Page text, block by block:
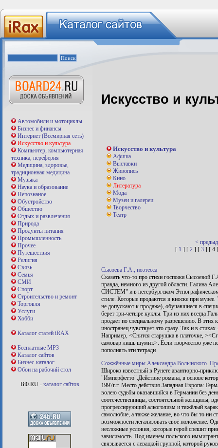
Автомобили и мотоциклы
Бизнес и финансы
Интернет (Всемирная сеть)
Искусство и культура
Компьютер, компьютерная
техника, переферия
Медицина, здоровье,
традиционная медицина
Музыка
Наука и образование
Непознаное
Обустройство
Общество
Отдых и развлечения
Природа
Продукты питания
Промышленность
Прочее
Путешествия
Религия
Связь
Семья
СМИ
Спорт
Строительство и ремонт
Торговля
Услуги
Хобби
Каталог статей iRAX
Бесплатные MP3
Каталог сайтов
Бизнес-каталог
Обои на рабочий стол
Bi0.RU - каталог сайтов
Искусство и
Искусство и культура
Афиша
Выставки
Живопись
Кино
Литература
Мода
Музеи и галереи
Творчество
Театр
<
[ 1 ] [ 2 ] [ 3 ] [ 4
Сысоева Г.А., поэтесса
Сказать что-то про стихи госпожи Сысоевой
правда, немного из другой области.
СИСТЕМ" и в петербургском Этнографическом
стиле. Которые продаются в киоске при
не допускают к продаже), обучавшиеся в
берет три-четыре куклы. Три из них всегда
продает по специальному разрешению. В этих
иностранец чувствует это сразу. Так и в
Например, <Снится старушка в платочке,
самовар лишь шумит.>. Если творчество уже
пополнять эти тетради
Сожжённые миры Александра Волынского.
Широко известный в Рунете авантюрно-
"Имперфетто".Действие романа, в основе
1997г.г. Место действия Западная Европа:
волею судьбы оказавшийся в Германии без
соотечественницы, состоятельной женщины,
прогрессирующий алкоголизм и тяжёлый
самолюбие, а также желание, во что бы то ни
возможности легализовать своё положение.
несложные условия, которые герой спешит
зависимость. Под именем польского
связывается с левацкой группой, которой